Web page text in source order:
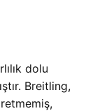
dolu
Breitling,